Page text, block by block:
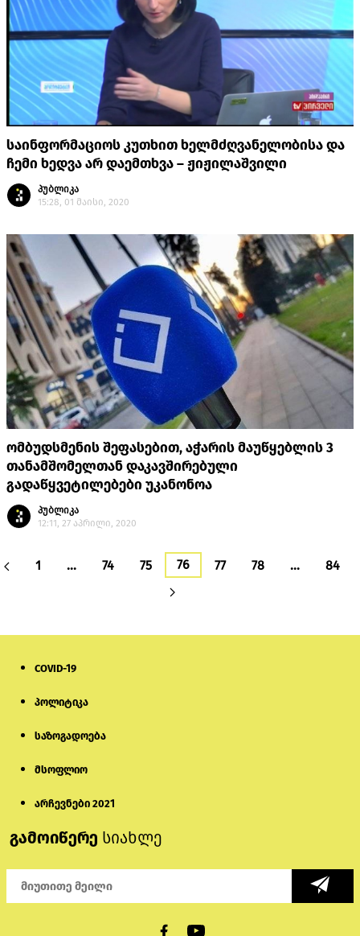
საინფორმაციოს კუთხით ხელმძღვანელობისა და
ჩემი ხედვა არ დაემთხვა – ჟიჟილაშვილი
პუბლიკა
15:28, 01 მაისი, 2020
ომბუდსმენის შეფასებით, აჭარის მაუწყებლის 3
თანამშომელთან დაკავშირებული
გადაწყვეტილებები უკანონოა
პუბლიკა
12:11, 27 აპრილი, 2020
1 … 74 75 76 77 78 … 84
COVID-19
პოლიტიკა
საზოგადოება
მსოფლიო
არჩევნები 2021
გამოიწერე სიახლე